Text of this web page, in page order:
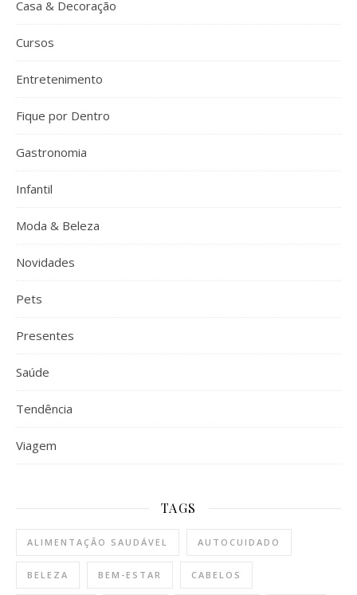
Casa & Decoração
Cursos
Entretenimento
Fique por Dentro
Gastronomia
Infantil
Moda & Beleza
Novidades
Pets
Presentes
Saúde
Tendência
Viagem
TAGS
ALIMENTAÇÃO SAUDÁVEL AUTOCUIDADO
BELEZA BEM-ESTAR CABELOS